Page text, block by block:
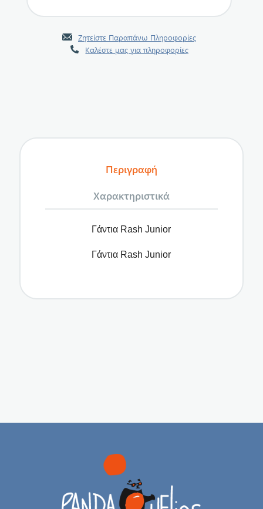
Ζητείστε Παραπάνω Πληροφορίες
Καλέστε μας για πληροφορίες
Περιγραφή
Χαρακτηριστικά
Γάντια Rash Junior
Γάντια Rash Junior